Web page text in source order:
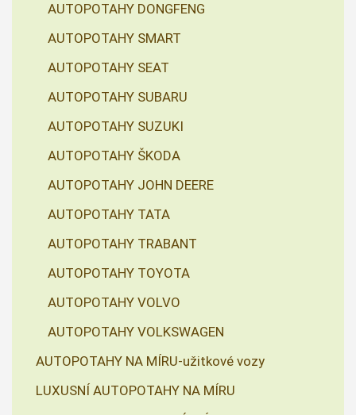
AUTOPOTAHY DONGFENG
AUTOPOTAHY SMART
AUTOPOTAHY SEAT
AUTOPOTAHY SUBARU
AUTOPOTAHY SUZUKI
AUTOPOTAHY ŠKODA
AUTOPOTAHY JOHN DEERE
AUTOPOTAHY TATA
AUTOPOTAHY TRABANT
AUTOPOTAHY TOYOTA
AUTOPOTAHY VOLVO
AUTOPOTAHY VOLKSWAGEN
AUTOPOTAHY NA MÍRU-užitkové vozy
LUXUSNÍ AUTOPOTAHY NA MÍRU